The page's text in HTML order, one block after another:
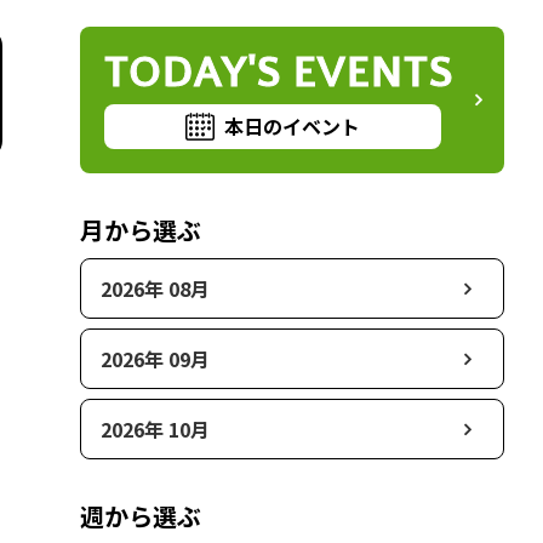
TODAY'S EVENTS
本日のイベント
月から選ぶ
2026年 08月
2026年 09月
2026年 10月
週から選ぶ